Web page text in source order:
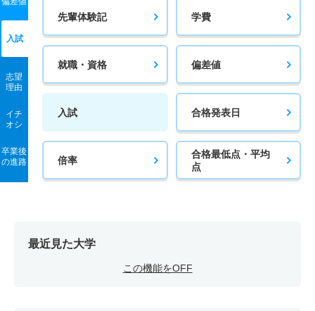
入試
志望
理由
イチ
オシ
卒業後
の進路
先輩体験記 学費
就職・資格 偏差値
入試 合格発表日
倍率
合格最低点・平均
点
最近見た大学
この機能をOFF